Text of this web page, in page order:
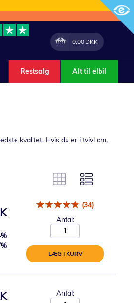
Min indkøbskurv
0,00 DKK
Restsalg Alt til elbil
kvalitet. Hvis du er i tvivl om,
%
%
(34)
Antal:
LÆG I KURV
Antal: